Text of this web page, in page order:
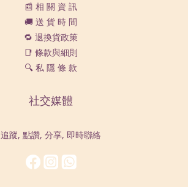
📰 相 關 資 訊
🚚 送 貨 時 間
🔁 退換貨政策
📑 條款與細則
🔍 私 隱 條 款
社交媒體
追蹤, 點讚, 分享, 即時聯絡